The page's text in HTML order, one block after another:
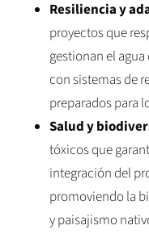
Resiliencia y
proyectos que
gestionan el
con sistemas de
preparados para
Salud y
tóxicos que
integración del
promoviendo la
y paisajismo